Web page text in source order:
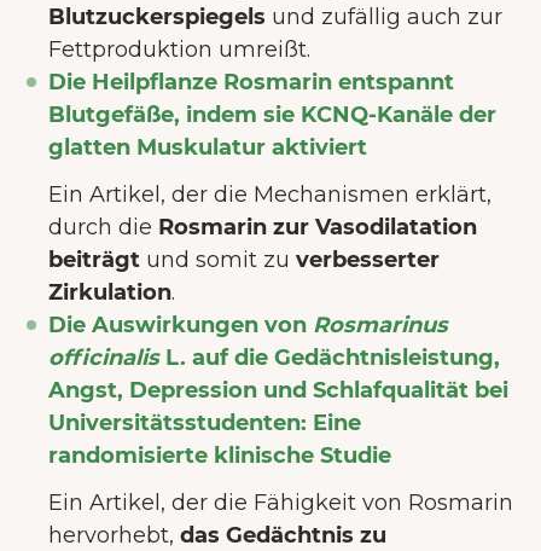
Blutzuckerspiegels und zufällig auch zur
Fettproduktion umreißt.
Die Heilpflanze Rosmarin entspannt
Blutgefäße, indem sie KCNQ-Kanäle der
glatten Muskulatur aktiviert
Ein Artikel, der die Mechanismen erklärt,
durch die Rosmarin zur Vasodilatation
beiträgt und somit zu verbesserter
Zirkulation.
Die Auswirkungen von Rosmarinus
officinalisL. auf die Gedächtnisleistung,
Angst, Depression und Schlafqualität bei
Universitätsstudenten: Eine
randomisierte klinische Studie
Ein Artikel, der die Fähigkeit von Rosmarin
hervorhebt, das Gedächtnis zu